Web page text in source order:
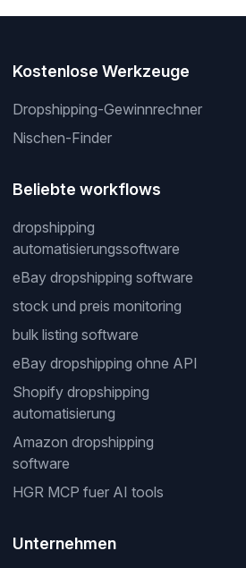
Kostenlose Werkzeuge
Dropshipping-Gewinnrechner
Nischen-Finder
Beliebte workflows
dropshipping
automatisierungssoftware
eBay dropshipping software
stock und preis monitoring
bulk listing software
eBay dropshipping ohne API
Shopify dropshipping
automatisierung
Amazon dropshipping
software
HGR MCP fuer AI tools
Unternehmen